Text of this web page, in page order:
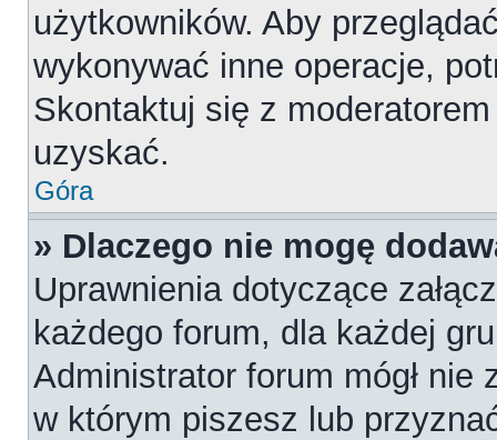
użytkowników. Aby
wykonywać inne operacje,
Skontaktuj się z
uzyskać.
Góra
» Dlaczego nie mogę
Uprawnienia dotyczące
każdego forum, dla każdej
Administrator forum mógł nie
w którym piszesz lub